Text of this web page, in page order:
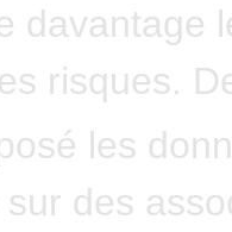
davantage
risques.
les
des